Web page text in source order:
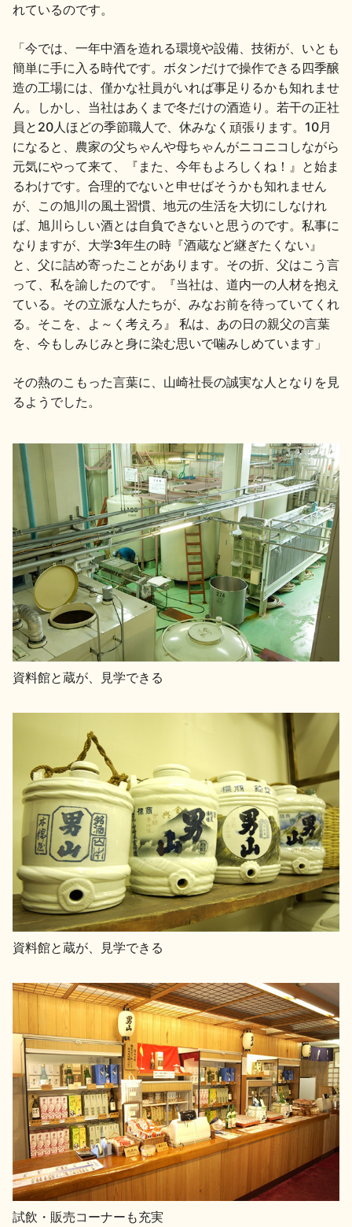
れているのです。
「今では、一年中酒を造れる環境や設備、技術が、いとも
簡単に手に入る時代です。ボタンだけで操作できる四季醸
造の工場には、僅かな社員がいれば事足りるかも知れませ
ん。しかし、当社はあくまで冬だけの酒造り。若干の正社
員と20人ほどの季節職人で、休みなく頑張ります。10月
になると、農家の父ちゃんや母ちゃんがニコニコしながら
元気にやって来て、『また、今年もよろしくね！』と始ま
るわけです。合理的でないと申せばそうかも知れません
が、この旭川の風土習慣、地元の生活を大切にしなけれ
ば、旭川らしい酒とは自負できないと思うのです。私事に
なりますが、大学3年生の時『酒蔵など継ぎたくない』
と、父に詰め寄ったことがあります。その折、父はこう言
って、私を諭したのです。『当社は、道内一の人材を抱え
ている。その立派な人たちが、みなお前を待っていてくれ
る。そこを、よ～く考えろ』 私は、あの日の親父の言葉
を、今もしみじみと身に染む思いで噛みしめています」
その熱のこもった言葉に、山崎社長の誠実な人となりを見
るようでした。
資料館と蔵が、見学できる
資料館と蔵が、見学できる
試飲・販売コーナーも充実